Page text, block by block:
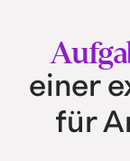
einer
für